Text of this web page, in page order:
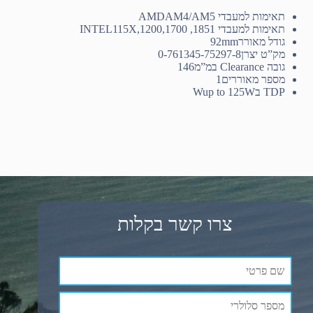
תאימות למעבדי AMD AM4/AM5
תאימות למעבדי INTEL 115X,1200,1700 ,1851
גודל מאורר92mm
מק”ט יצרן0-761345-75297-8
גובה Clearance במ”מ
146
מספר מאוררים 1
TDP בW
up to 125W
צרו קשר בקלות